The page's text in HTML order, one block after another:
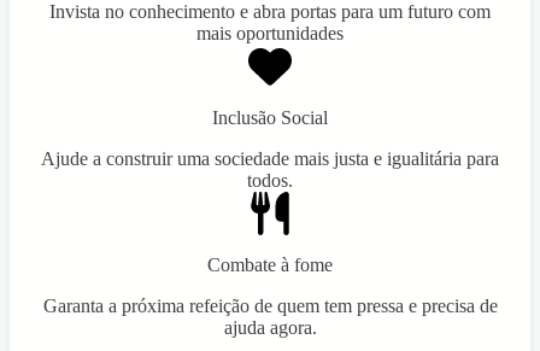
Invista no conhecimento e abra portas para um futuro com
mais oportunidades
Inclusão Social
Ajude a construir uma sociedade mais justa e igualitária para
todos.
Combate à fome
Garanta a próxima refeição de quem tem pressa e precisa de
ajuda agora.